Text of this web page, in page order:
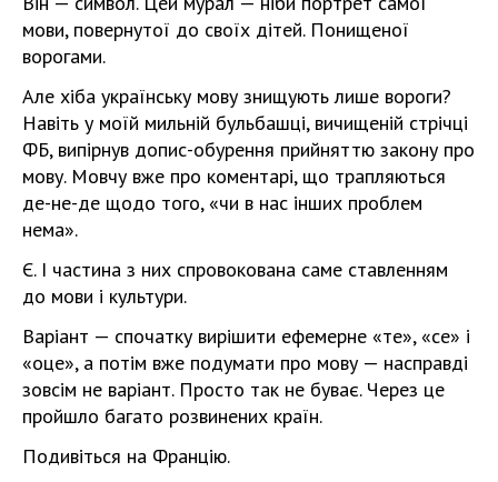
мови, повернутої до своїх дітей. Понищеної
ворогами.
Але хіба українську мову знищують лише вороги?
Навіть у моїй мильній бульбашці, вичищеній стрічці
ФБ, випірнув допис-обурення прийняттю закону про
мову. Мовчу вже про коментарі, що трапляються
де-не-де щодо того, «чи в нас інших проблем
нема».
Є. І частина з них спровокована саме ставленням
до мови і культури.
Варіант — спочатку вирішити ефемерне «те», «се» і
«оце», а потім вже подумати про мову — насправді
зовсім не варіант. Просто так не буває. Через це
пройшло багато розвинених країн.
Подивіться на Францію.